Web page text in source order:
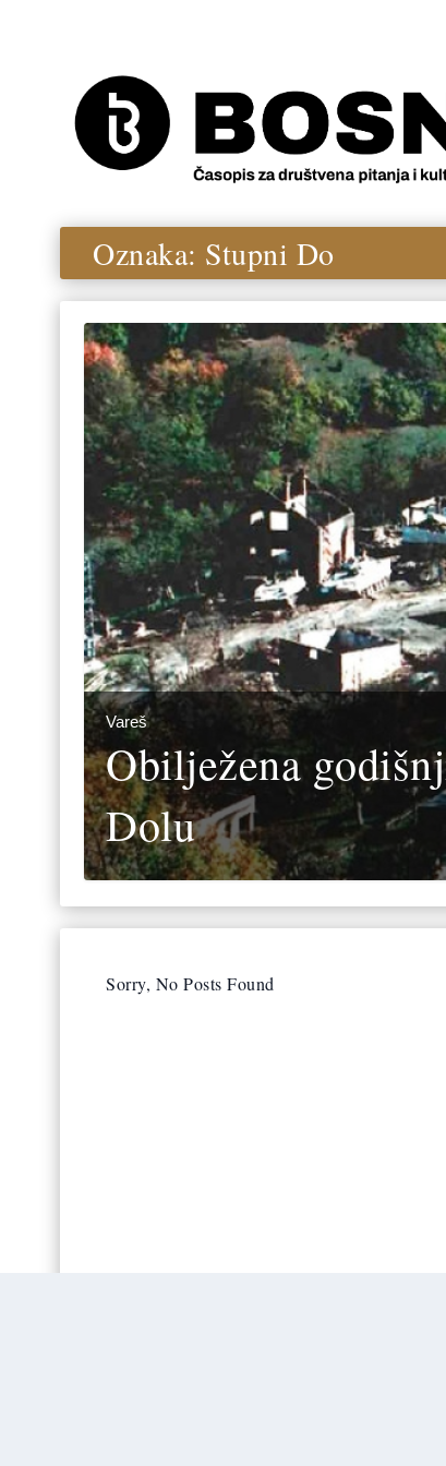
Oznaka: Stupni Do
Vareš
Obilježena
Dolu
Sorry, No Posts Found